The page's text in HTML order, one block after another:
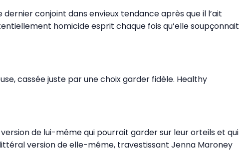
conjoint dans envieux tendance après que il l’ait
homicide esprit chaque fois qu’elle soupçonnait
cassée juste par une choix garder fidèle. Healthy
de lui-même qui pourrait garder sur leur orteils et qui
version de elle-même, travestissant Jenna Maroney